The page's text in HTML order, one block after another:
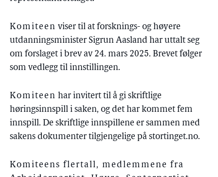
Komiteen viser til at forsknings- og høyere
utdanningsminister Sigrun Aasland har uttalt seg
om forslaget i brev av 24. mars 2025. Brevet følger
som vedlegg til innstillingen.
Komiteen har invitert til å gi skriftlige
høringsinnspill i saken, og det har kommet fem
innspill. De skriftlige innspillene er sammen med
sakens dokumenter tilgjengelige på stortinget.no.
Komiteens flertall, medlemmene fra